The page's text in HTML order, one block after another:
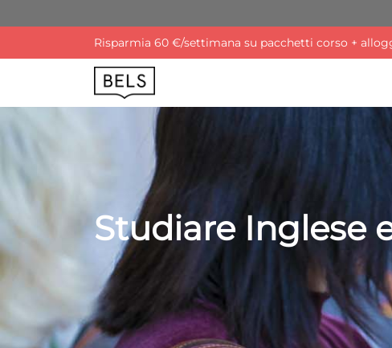
Risparmia 60 €/settimana su pacchetti corso +
Studiare Inglese